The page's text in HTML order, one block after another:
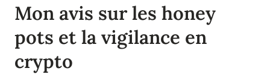
Mon avis sur les honey
pots et la vigilance en
crypto